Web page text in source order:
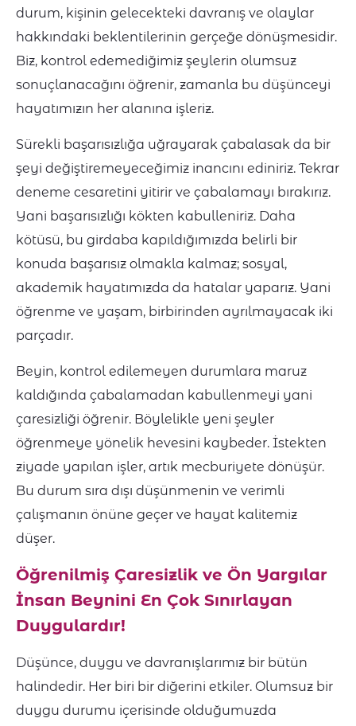
durum, kişinin gelecekteki davranış ve olaylar
hakkındaki beklentilerinin gerçeğe dönüşmesidir.
Biz, kontrol edemediğimiz şeylerin olumsuz
sonuçlanacağını öğrenir, zamanla bu düşünceyi
hayatımızın her alanına işleriz.
Sürekli başarısızlığa uğrayarak çabalasak da bir
şeyi değiştiremeyeceğimiz inancını ediniriz. Tekrar
deneme cesaretini yitirir ve çabalamayı bırakırız.
Yani başarısızlığı kökten kabulleniriz. Daha
kötüsü, bu girdaba kapıldığımızda belirli bir
konuda başarısız olmakla kalmaz; sosyal,
akademik hayatımızda da hatalar yaparız. Yani
öğrenme ve yaşam, birbirinden ayrılmayacak iki
parçadır.
Beyin, kontrol edilemeyen durumlara maruz
kaldığında çabalamadan kabullenmeyi yani
çaresizliği öğrenir. Böylelikle yeni şeyler
öğrenmeye yönelik hevesini kaybeder. İstekten
ziyade yapılan işler, artık mecburiyete dönüşür.
Bu durum sıra dışı düşünmenin ve verimli
çalışmanın önüne geçer ve hayat kalitemiz
düşer.
Öğrenilmiş Çaresizlik ve Ön Yargılar
İnsan Beynini En Çok Sınırlayan
Duygulardır!
Düşünce, duygu ve davranışlarımız bir bütün
halindedir. Her biri bir diğerini etkiler. Olumsuz bir
duygu durumu içerisinde olduğumuzda